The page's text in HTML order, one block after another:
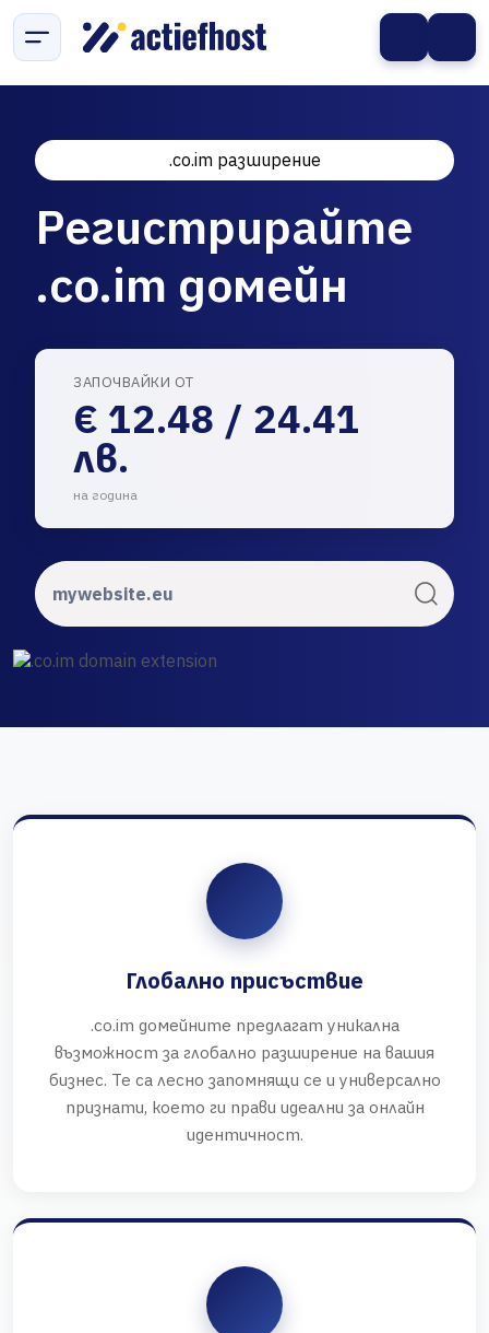
.co.im разширение
Регистрирайте
.co.im домейн
ЗАПОЧВАЙКИ ОТ
€ 12.48 / 24.41
лв.
на година
Глобално присъствие
.co.im домейните предлагат уникална
възможност за глобално разширение на вашия
бизнес. Те са лесно запомнящи се и универсално
признати, което ги прави идеални за онлайн
идентичност.